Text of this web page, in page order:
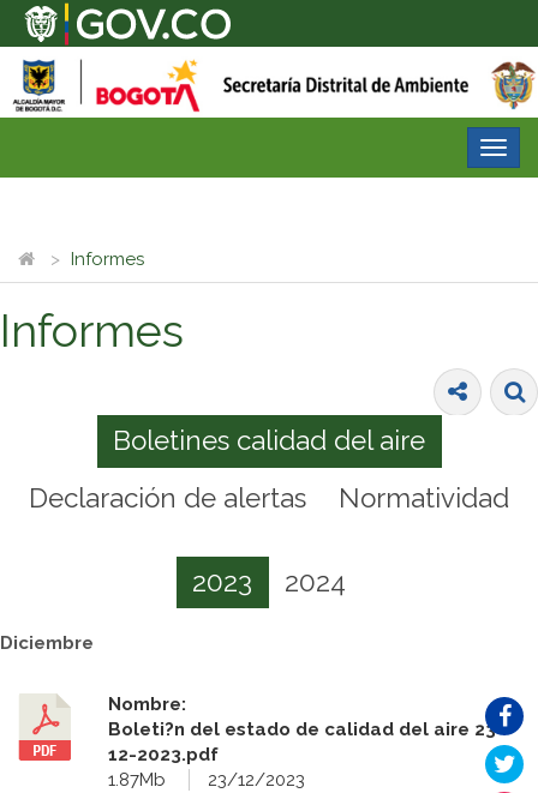
Informes
Informes
Boletines calidad del aire
Declaración de alertas
Normatividad
2023 2024
Diciembre
Nombre:
Boleti?n del estado de calidad del aire 23-
12-2023.pdf
1.87Mb
23/12/2023